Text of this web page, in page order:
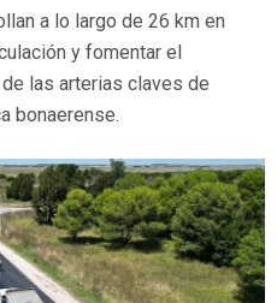
a lo largo de 26 km en
y fomentar el
las arterias claves de
bonaerense.